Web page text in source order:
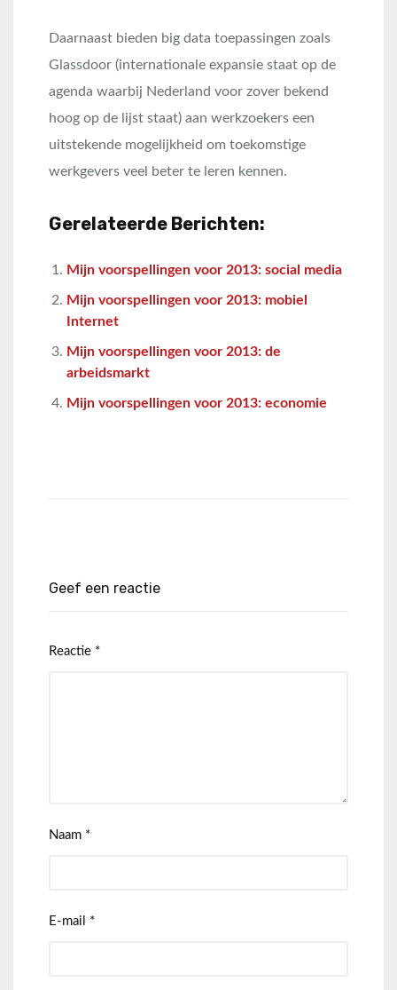
Daarnaast bieden big data toepassingen zoals
Glassdoor (internationale expansie staat op de
agenda waarbij Nederland voor zover bekend
hoog op de lijst staat) aan werkzoekers een
uitstekende mogelijkheid om toekomstige
werkgevers veel beter te leren kennen.
Gerelateerde Berichten:
Mijn voorspellingen voor 2013: social media
Mijn voorspellingen voor 2013: mobiel
Internet
Mijn voorspellingen voor 2013: de
arbeidsmarkt
Mijn voorspellingen voor 2013: economie
Geef een reactie
Reactie *
Naam *
E-mail *